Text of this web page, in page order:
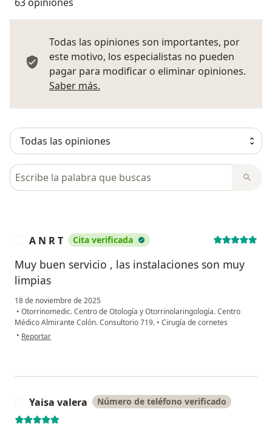
Todas las opiniones son importantes, por
este motivo, los especialistas no pueden
pagar para modificar o eliminar opiniones.
Saber más.
Busca en opiniones
A N R T Cita verificada
Muy buen servicio , las instalaciones son muy
limpias
18 de noviembre de 2025
• Otorrinomedic. Centro de Otología y Otorrinolaringología. Centro
Médico Almirante Colón. Consultorio 719. • Cirugía de cornetes
• en opinión del usuario A N R T
Reportar
Yaisa valera Número de teléfono verificado